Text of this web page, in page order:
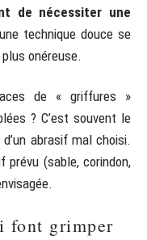
de nécessiter une
technique douce se
onéreuse.
de « griffures »
? C’est souvent le
abrasif mal choisi.
prévu (sable, corindon,
font grimper